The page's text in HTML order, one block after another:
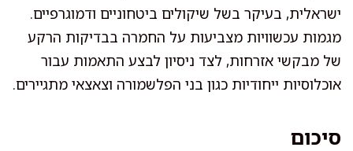
ישראלית, בעיקר בשל שיקולים ביטחוניים ודמוגרפיים.
מגמות עכשוויות מצביעות על החמרה בבדיקות הרקע
של מבקשי אזרחות, לצד ניסיון לבצע התאמות עבור
אוכלוסיות ייחודיות כגון בני הפלשמורה וצאצאי מתגיירים.
סיכום